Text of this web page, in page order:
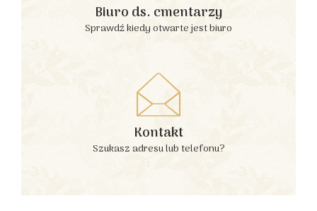
Biuro ds. cmentarzy
Sprawdź kiedy otwarte jest biuro
Kontakt
Szukasz adresu lub telefonu?